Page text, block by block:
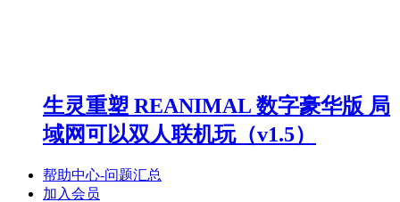
生灵重塑 REANIMAL 数字豪华版 局
域网可以双人联机玩（v1.5）
帮助中心-问题汇总
加入会员